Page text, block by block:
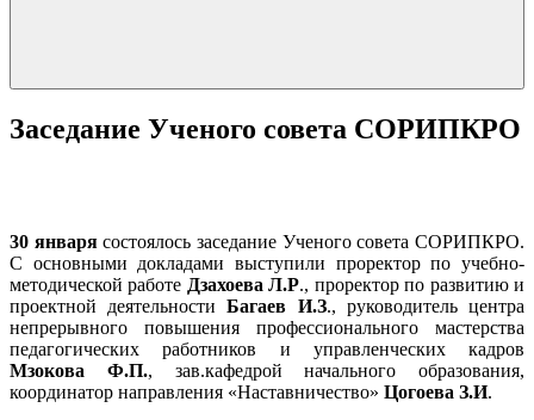
Заседание Ученого совета СОРИПКРО
30 январясостоялось заседание Ученого совета СОРИПКРО.
С основными докладами выступили проректор по учебно-
методической работе Дзахоева Л.Р., проректор по развитию и
проектной деятельностиБагаев И.З., руководитель центра
непрерывного повышения профессионального мастерства
педагогических работников и управленческих кадров
Мзокова Ф.П., зав.кафедрой начального образования,
координатор направления «Наставничество» Цогоева З.И.